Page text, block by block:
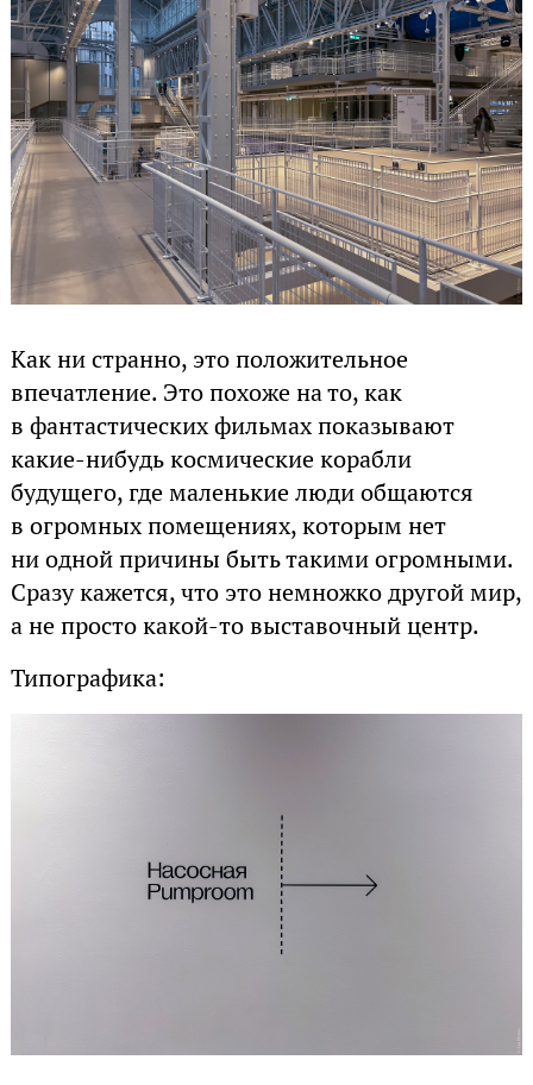
Как ни странно, это положительное
впечатление. Это похоже на то, как
в фантастических фильмах показывают
какие-нибудь космические корабли
будущего, где маленькие люди общаются
в огромных помещениях, которым нет
ни одной причины быть такими огромными.
Сразу кажется, что это немножко другой мир,
а не просто какой-то выставочный центр.
Типографика: